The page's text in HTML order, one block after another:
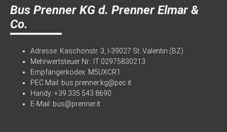
Bus Prenner KG d. Prenner Elmar &
Co.
Adresse: Kaschonstr. 3, I-39027 St. Valentin (BZ)
Mehrwertsteuer Nr.: IT 02975830213
Empfängerkodex: M5UXCR1
PEC Mail: bus.prenner.kg@pec.it
Handy: +39 335 543 8690
E-Mail: bus@prenner.it